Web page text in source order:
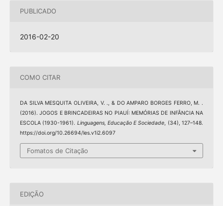
PUBLICADO
2016-02-20
COMO CITAR
DA SILVA MESQUITA OLIVEIRA, V. ., & DO AMPARO BORGES FERRO, M. .
(2016). JOGOS E BRINCADEIRAS NO PIAUÍ: MEMÓRIAS DE INFÂNCIA NA
ESCOLA (1930-1961). Linguagens, Educação E Sociedade, (34), 127–148.
https://doi.org/10.26694/les.v1i2.6097
Fomatos de Citação
EDIÇÃO